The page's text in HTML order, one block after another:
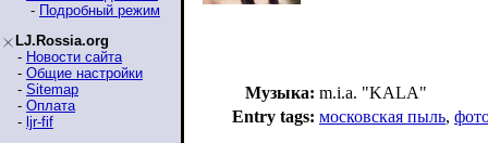
- Подробный режим
LJ.Rossia.org
- Новости сайта
- Общие настройки
- Sitemap
- Оплата
- ljr-fif
Музыка: m.i.a. "KALA"
Entry tags: московская пыль,